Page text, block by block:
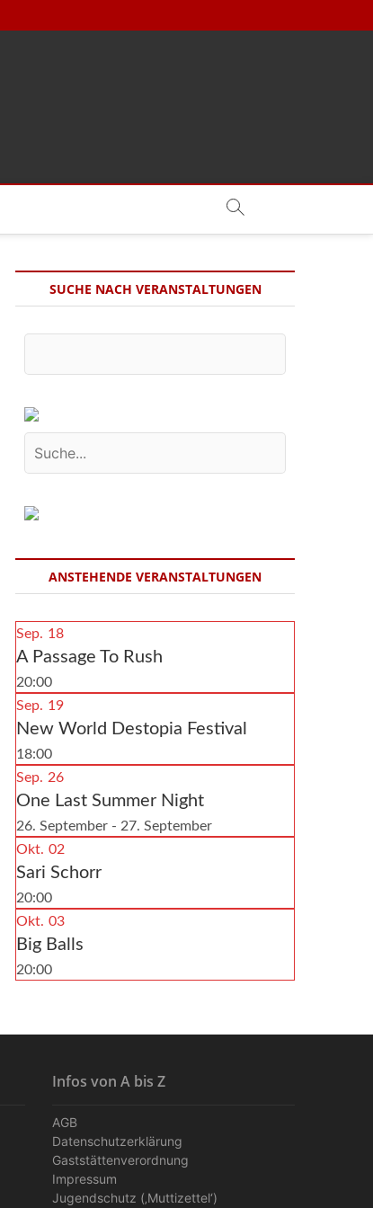
SUCHE NACH VERANSTALTUNGEN
ANSTEHENDE VERANSTALTUNGEN
Sep. 18
A Passage To Rush
20:00
Sep. 19
New World Destopia Festival
18:00
Sep. 26
One Last Summer Night
26. September - 27. September
Okt. 02
Sari Schorr
20:00
Okt. 03
Big Balls
20:00
Infos von A bis Z
AGB
Datenschutzerklärung
Gaststättenverordnung
Impressum
Jugendschutz (‚Muttizettel‘)